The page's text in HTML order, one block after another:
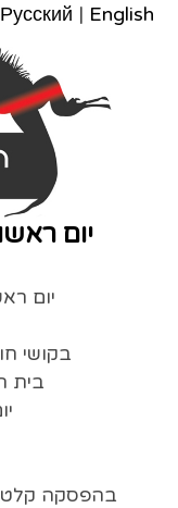
מפת
הצהרת
עבור
צרו
English
|
Русский
יום
יום
בקושי
בית
בהפסקה